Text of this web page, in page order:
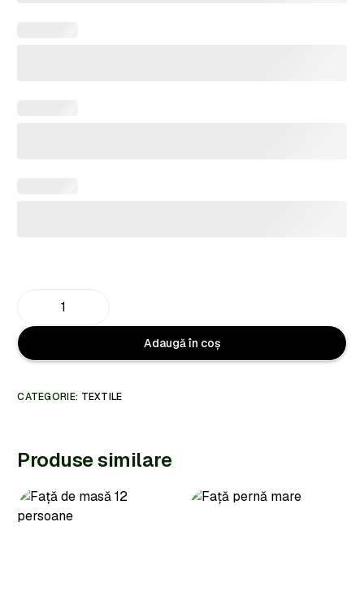
Adaugă în coș
CATEGORIE: TEXTILE
Produse similare